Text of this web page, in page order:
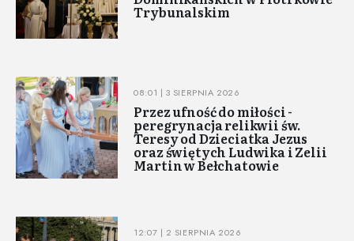
Trybunalskim
08:01 | 3 SIERPNIA 2026
Przez ufność do miłości -
peregrynacja relikwii św.
Teresy od Dzieciatka Jezus
oraz świętych Ludwika i Zelii
Martin w Bełchatowie
12:07 | 2 SIERPNIA 2026